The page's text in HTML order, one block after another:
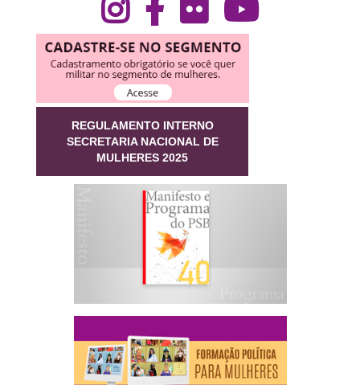
REGULAMENTO INTERNO
SECRETARIA NACIONAL DE
MULHERES 2025